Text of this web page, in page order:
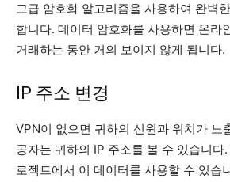
고급 암호화 알고리즘을 사용하여 완벽
합니다. 데이터 암호화를 사용하면 온라
거래하는 동안 거의 보이지 않게 됩니다.
IP 주소 변경
VPN이 없으면 귀하의 신원과 위치가 노
공자는 귀하의 IP 주소를 볼 수 있습니다
로젝트에서 이 데이터를 사용할 수 있습